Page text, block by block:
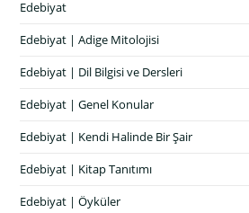
Edebiyat
Edebiyat | Adige Mitolojisi
Edebiyat | Dil Bilgisi ve Dersleri
Edebiyat | Genel Konular
Edebiyat | Kendi Halinde Bir Şair
Edebiyat | Kitap Tanıtımı
Edebiyat | Öyküler